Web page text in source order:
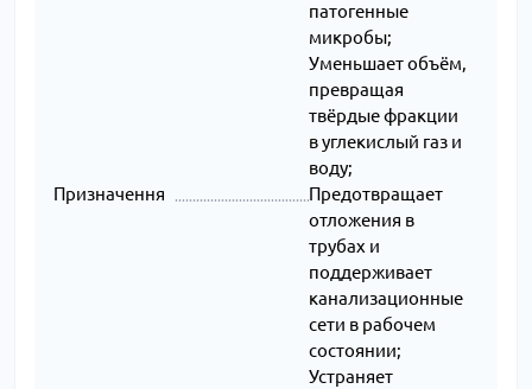
Призначення
патогенные
микробы;
Уменьшает объём,
превращая
твёрдые фракции
в углекислый газ и
воду;
Предотвращает
отложения в
трубах и
поддерживает
канализационные
сети в рабочем
состоянии;
Устраняет